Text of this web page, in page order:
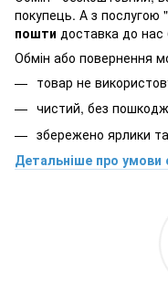
покупець. А з послугою "
пошти доставка до
Обмін або повернення
товар не
чистий, без
збережено ярлики
Детальніше про умови